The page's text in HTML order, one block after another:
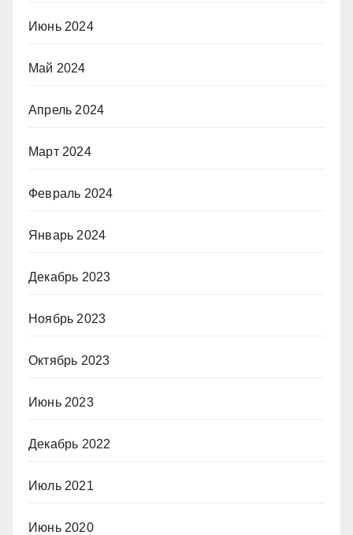
Июнь 2024
Май 2024
Апрель 2024
Март 2024
Февраль 2024
Январь 2024
Декабрь 2023
Ноябрь 2023
Октябрь 2023
Июнь 2023
Декабрь 2022
Июль 2021
Июнь 2020